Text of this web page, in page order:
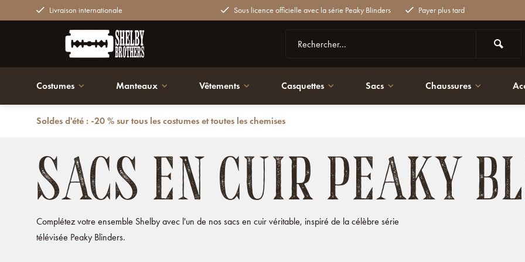
Livraison internationale Sous licence officielle avec la série Peaky Blinders Payer plus tard
Costumes Manteaux Vêtements Casquettes Sacs Chaussures
Soldes d'été : -20 % sur tous les costumes et toutes les chemises
Retour Sacs Sacs en cuir
SACS EN CUIR PEAKY
Complétez votre ensemble Shelby avec l'un de nos sacs en cuir véritable, inspiré de la célèbre série
télévisée Peaky Blinders.